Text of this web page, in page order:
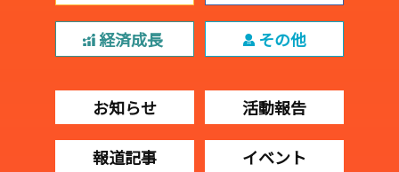
経済成長 その他
お知らせ 活動報告
報道記事 イベント